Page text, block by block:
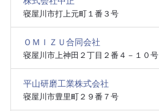
寝屋川市打上元町１番３号
ＯＭＩＺＵ合同会社
寝屋川市上神田２丁目２番４－１０号
平山研磨工業株式会社
寝屋川市豊里町２９番７号